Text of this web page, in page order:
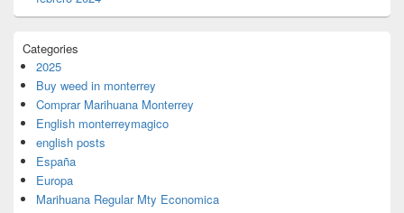
Categories
2025
Buy weed in monterrey
Comprar Marihuana Monterrey
English monterreymagico
english posts
España
Europa
Marihuana Regular Mty Economica